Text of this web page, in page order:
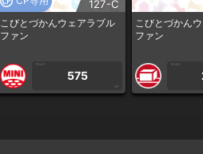
127-C
こびとづかんウェアラブル
ファン
1PLAY
575
CP
こびとづかん
ファン
1PLAY